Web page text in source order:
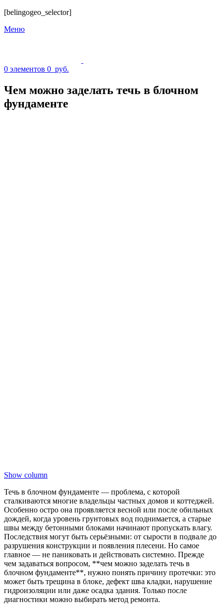
[belingogeo_selector]
Меню
0 элементов 0 руб.
Чем можно заделать течь в блочном
фундаменте
Show column
Течь в блочном фундаменте — проблема, с которой
сталкиваются многие владельцы частных домов и коттеджей.
Особенно остро она проявляется весной или после обильных
дождей, когда уровень грунтовых вод поднимается, а старые
швы между бетонными блоками начинают пропускать влагу.
Последствия могут быть серьёзными: от сырости в подвале до
разрушения конструкции и появления плесени. Но самое
главное — не паниковать и действовать системно. Прежде
чем задаваться вопросом, **чем можно заделать течь в
блочном фундаменте**, нужно понять причину протечки: это
может быть трещина в блоке, дефект шва кладки, нарушение
гидроизоляции или даже осадка здания. Только после
диагностики можно выбирать метод ремонта.